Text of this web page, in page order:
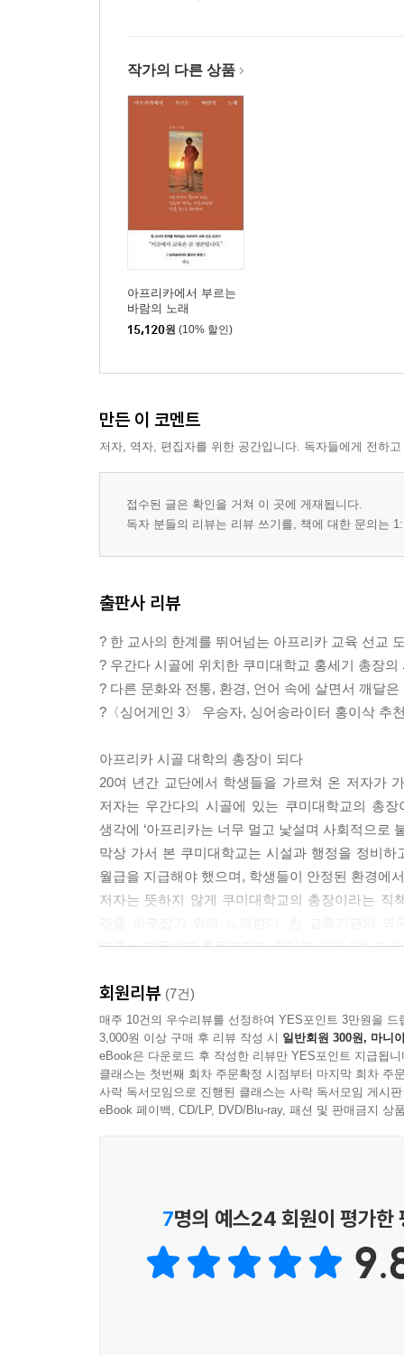
작가의 다른 상품
아프리카에서 부르는
바람의 노래
15,120원 (10% 할인)
만든 이 코멘트
저자, 역자, 편집자를 위한 공간입니다. 독자들에게 전하
접수된 글은 확인을 거쳐 이 곳에 게재됩니다.
독자 분들의 리뷰는 리뷰 쓰기를, 책에 대한 문의는
출판사 리뷰
? 한 교사의 한계를 뛰어넘는 아프리카 교육 선교
? 우간다 시골에 위치한 쿠미대학교 홍세기 총장
? 다른 문화와 전통, 환경, 언어 속에 살면서 깨달
?〈싱어게인 3〉 우승자, 싱어송라이터 홍이삭 추
아프리카 시골 대학의 총장이 되다
20여 년간 교단에서 학생들을 가르쳐 온 저자가
저자는 우간다의 시골에 있는 쿠미대학교의 총
생각에 ‘아프리카는 너무 멀고 낯설며 사회적으로
막상 가서 본 쿠미대학교는 시설과 행정을 정비
월급을 지급해야 했으며, 학생들이 안정된 환경에
저자는 뜻하지 않게 쿠미대학교의 총장이라는
때로는 갈등하고 흔들리지만 주어진 일을 피하지
세워 나가는 과정을 따라가다 보면 보람을 느끼게
아프리카에서는 교육이 곧 생존이다
저자는 교육자로서 아프리카 교육의 실상을 초
사회에서 빈부격차와 남녀 차이가 학업에 미치
불모지이기 때문에 교육이 더 중요하고 필요하며
풍요와 빈곤, 갈등과 변화, 아름다움과 민낯 속으로
너른 대지와 하늘이 주는 여유로움 때문인지 저
팽배하며 패배의식이 가득하다. 아프리카의 대
회원리뷰 (7건)
매주 10건의 우수리뷰를 선정하여 YES포인트 3만원을 드
3,000원 이상 구매 후 리뷰 작성 시 일반회원 300원, 마니
eBook은 다운로드 후 작성한 리뷰만 YES포인트 지급됩니
클래스는 첫번째 회차 주문확정 시점부터 마지막 회차 주
사락 독서모임으로 진행된 클래스는 사락 독서모임 게시
eBook 페이백, CD/LP, DVD/Blu-ray, 패션 및 판매금지 상
7명의 예스24 회원이 평가한